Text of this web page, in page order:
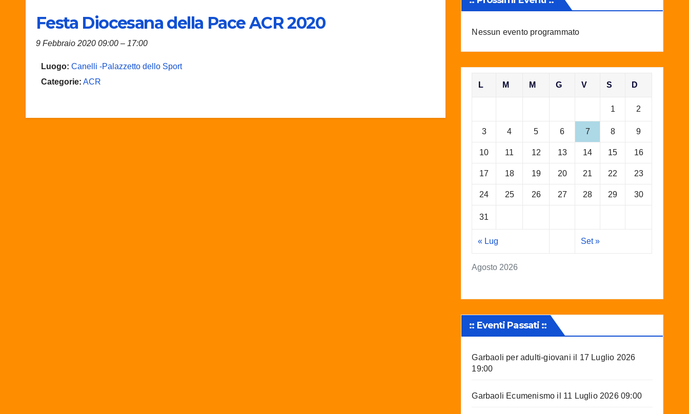
Festa Diocesana della Pace ACR 2020
9 Febbraio 2020 09:00 – 17:00
Luogo: Canelli -Palazzetto dello Sport
Categorie: ACR
Nessun evento programmato
Agosto 2026
L M M G V S D
1 2
3 4 5 6 7 8 9
10 11 12 13 14 15 16
17 18 19 20 21 22 23
24 25 26 27 28 29 30
31
« Lug Set »
:: Eventi Passati ::
Garbaoli per adulti-giovani il 17 Luglio 2026
19:00
Garbaoli Ecumenismo il 11 Luglio 2026 09:00